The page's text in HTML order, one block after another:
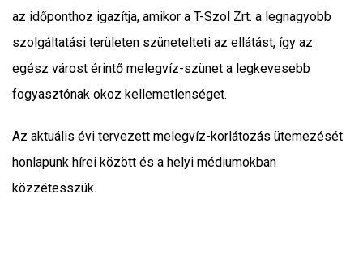
az időponthoz igazítja, amikor a T-Szol Zrt. a legnagyobb
szolgáltatási területen szünetelteti az ellátást, így az
egész várost érintő melegvíz-szünet a legkevesebb
fogyasztónak okoz kellemetlenséget.
Az aktuális évi tervezett melegvíz-korlátozás ütemezését
honlapunk hírei között és a helyi médiumokban
közzétesszük.